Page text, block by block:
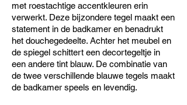
met roestachtige accentkleuren erin
verwerkt. Deze bijzondere tegel maakt een
statement in de badkamer en benadrukt
het douchegedeelte. Achter het meubel en
de spiegel schittert een decortegeltje in
een andere tint blauw. De combinatie van
de twee verschillende blauwe tegels maakt
de badkamer speels en levendig.